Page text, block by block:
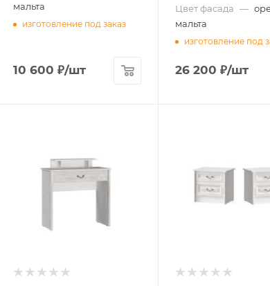
мальта
изготовление под заказ
10 600 ₽/шт
Цвет фасада —
мальта
изготовление под
26 200 ₽/шт